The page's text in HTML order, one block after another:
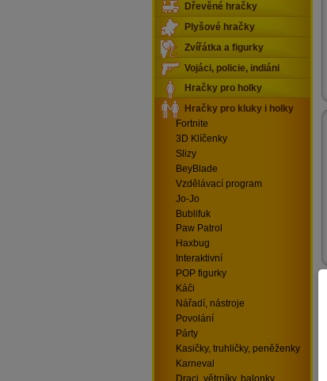
Dřevěné hračky
Plyšové hračky
Zvířátka a figurky
Vojáci, policie, indiáni
Hračky pro holky
Hračky pro kluky i holky
Fortnite
3D Klíčenky
Slizy
BeyBlade
Vzdělávací program
Jo-Jo
Bublifuk
Paw Patrol
Haxbug
Interaktivní
POP figurky
Káči
Nářadí, nástroje
Povolání
Párty
Kasičky, truhličky, peněženky
Karneval
Draci, větrníky, balonky